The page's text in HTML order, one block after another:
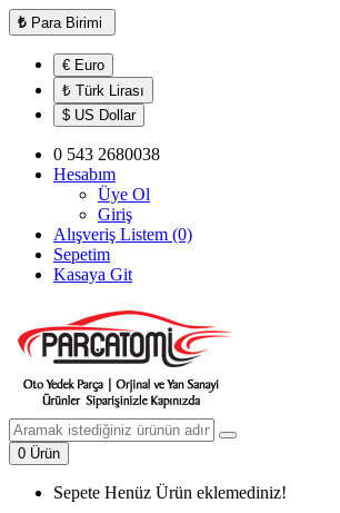
₺ Para Birimi
€ Euro
₺ Türk Lirası
$ US Dollar
0 543 2680038
Hesabım
Üye Ol
Giriş
Alışveriş Listem (0)
Sepetim
Kasaya Git
0 Ürün
Sepete Henüz Ürün eklemediniz!